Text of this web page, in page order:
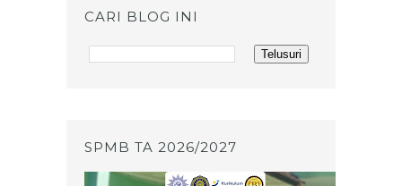
CARI BLOG INI
SPMB TA 2026/2027